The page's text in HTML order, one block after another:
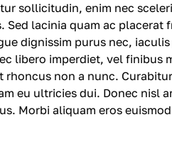
sollicitudin, enim nec
lacinia quam ac placerat
dignissim purus nec,
libero imperdiet, vel finibus
rhoncus non a nunc.
eu ultricies dui. Donec nisl
Morbi aliquam eros